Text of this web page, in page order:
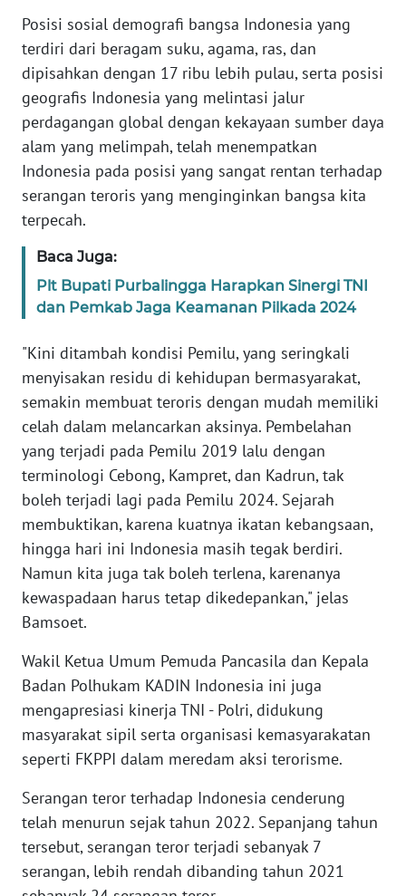
Posisi sosial demografi bangsa Indonesia yang
terdiri dari beragam suku, agama, ras, dan
dipisahkan dengan 17 ribu lebih pulau, serta posisi
geografis Indonesia yang melintasi jalur
perdagangan global dengan kekayaan sumber daya
alam yang melimpah, telah menempatkan
Indonesia pada posisi yang sangat rentan terhadap
serangan teroris yang menginginkan bangsa kita
terpecah.
Baca Juga:
Plt Bupati Purbalingga Harapkan Sinergi TNI
dan Pemkab Jaga Keamanan Pilkada 2024
"Kini ditambah kondisi Pemilu, yang seringkali
menyisakan residu di kehidupan bermasyarakat,
semakin membuat teroris dengan mudah memiliki
celah dalam melancarkan aksinya. Pembelahan
yang terjadi pada Pemilu 2019 lalu dengan
terminologi Cebong, Kampret, dan Kadrun, tak
boleh terjadi lagi pada Pemilu 2024. Sejarah
membuktikan, karena kuatnya ikatan kebangsaan,
hingga hari ini Indonesia masih tegak berdiri.
Namun kita juga tak boleh terlena, karenanya
kewaspadaan harus tetap dikedepankan," jelas
Bamsoet.
Wakil Ketua Umum Pemuda Pancasila dan Kepala
Badan Polhukam KADIN Indonesia ini juga
mengapresiasi kinerja TNI - Polri, didukung
masyarakat sipil serta organisasi kemasyarakatan
seperti FKPPI dalam meredam aksi terorisme.
Serangan teror terhadap Indonesia cenderung
telah menurun sejak tahun 2022. Sepanjang tahun
tersebut, serangan teror terjadi sebanyak 7
serangan, lebih rendah dibanding tahun 2021
SULTRA
WN
NTB
WN
SULTENG
SULBAR
WN
BABEL
WN
SUMSEL
WN
BENGKULU
WN
LAMPUNG
WN
NUSANTARA
WN
JOGJA
WN